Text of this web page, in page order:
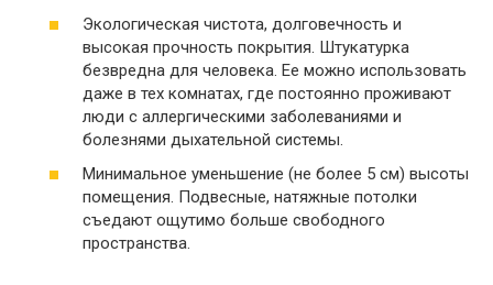
Экологическая чистота, долговечность и
высокая прочность покрытия. Штукатурка
безвредна для человека. Ее можно использовать
даже в тех комнатах, где постоянно проживают
люди с аллергическими заболеваниями и
болезнями дыхательной системы.
Минимальное уменьшение (не более 5 см) высоты
помещения. Подвесные, натяжные потолки
съедают ощутимо больше свободного
пространства.